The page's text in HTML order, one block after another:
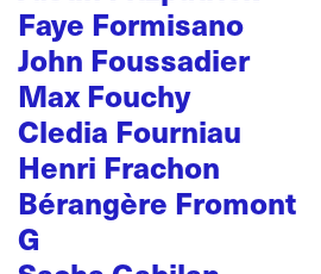
Faye Formisano
John Foussadier
Max Fouchy
Cledia Fourniau
Henri Frachon
Bérangère Fromont
G